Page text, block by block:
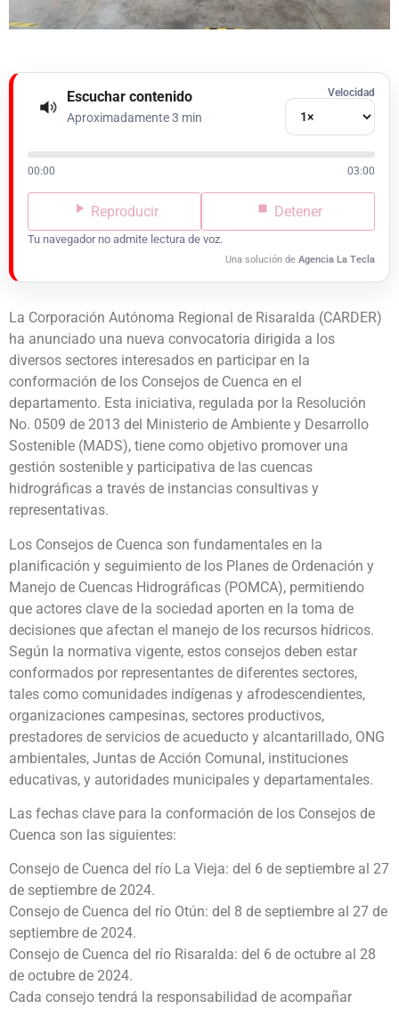
Escuchar contenido
Aproximadamente 3 min
Velocidad
00:00 03:00
Reproducir Detener
Tu navegador no admite lectura de voz.
Una solución de Agencia La Tecla
La Corporación Autónoma Regional de Risaralda (CARDER)
ha anunciado una nueva convocatoria dirigida a los
diversos sectores interesados en participar en la
conformación de los Consejos de Cuenca en el
departamento. Esta iniciativa, regulada por la Resolución
No. 0509 de 2013 del Ministerio de Ambiente y Desarrollo
Sostenible (MADS), tiene como objetivo promover una
gestión sostenible y participativa de las cuencas
hidrográficas a través de instancias consultivas y
representativas.
Los Consejos de Cuenca son fundamentales en la
planificación y seguimiento de los Planes de Ordenación y
Manejo de Cuencas Hidrográficas (POMCA), permitiendo
que actores clave de la sociedad aporten en la toma de
decisiones que afectan el manejo de los recursos hídricos.
Según la normativa vigente, estos consejos deben estar
conformados por representantes de diferentes sectores,
tales como comunidades indígenas y afrodescendientes,
organizaciones campesinas, sectores productivos,
prestadores de servicios de acueducto y alcantarillado, ONG
ambientales, Juntas de Acción Comunal, instituciones
educativas, y autoridades municipales y departamentales.
Las fechas clave para la conformación de los Consejos de
Cuenca son las siguientes:
Consejo de Cuenca del río La Vieja: del 6 de septiembre al 27
de septiembre de 2024.
Consejo de Cuenca del río Otún: del 8 de septiembre al 27 de
septiembre de 2024.
Consejo de Cuenca del río Risaralda: del 6 de octubre al 28
de octubre de 2024.
Cada consejo tendrá la responsabilidad de acompañar